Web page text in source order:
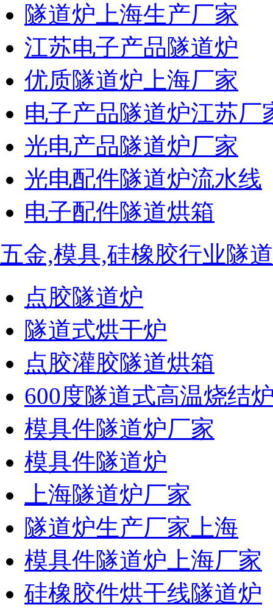
隧道炉上海生产厂家
江苏电子产品隧道炉
优质隧道炉上海厂家
电子产品隧道炉江苏厂
光电产品隧道炉厂家
光电配件隧道炉流水线
电子配件隧道烘箱
五金,模具,硅橡胶行业隧
点胶隧道炉
隧道式烘干炉
点胶灌胶隧道烘箱
600度隧道式高温烧结
模具件隧道炉厂家
模具件隧道炉
上海隧道炉厂家
隧道炉生产厂家上海
模具件隧道炉上海厂家
硅橡胶件烘干线隧道炉